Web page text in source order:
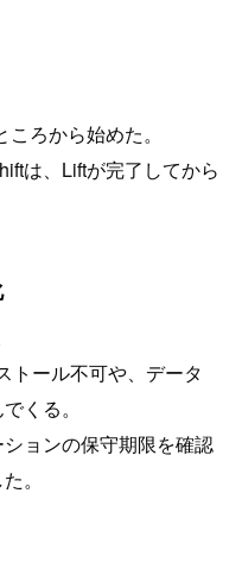
ろから始めた。
は、Liftが完了してから
トール不可や、データ
くる。
ョンの保守期限を確認
。